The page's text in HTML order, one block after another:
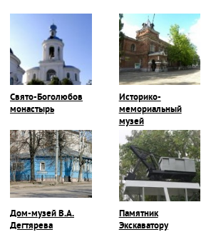
Свято-Боголюбов
монастырь
Историко-
мемориальный
музей
Дом-музей В.А.
Дегтярева
Памятник
Экскаватору